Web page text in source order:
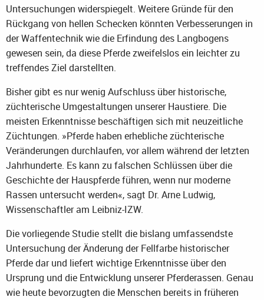
Untersuchungen widerspiegelt. Weitere Gründe für den
Rückgang von hellen Schecken könnten Verbesserungen in
der Waffentechnik wie die Erfindung des Langbogens
gewesen sein, da diese Pferde zweifelslos ein leichter zu
treffendes Ziel darstellten.
Bisher gibt es nur wenig Aufschluss über historische,
züchterische Umgestaltungen unserer Haustiere. Die
meisten Erkenntnisse beschäftigen sich mit neuzeitliche
Züchtungen. »Pferde haben erhebliche züchterische
Veränderungen durchlaufen, vor allem während der letzten
Jahrhunderte. Es kann zu falschen Schlüssen über die
Geschichte der Hauspferde führen, wenn nur moderne
Rassen untersucht werden«, sagt Dr. Arne Ludwig,
Wissenschaftler am Leibniz-IZW.
Die vorliegende Studie stellt die bislang umfassendste
Untersuchung der Änderung der Fellfarbe historischer
Pferde dar und liefert wichtige Erkenntnisse über den
Ursprung und die Entwicklung unserer Pferderassen. Genau
wie heute bevorzugten die Menschen bereits in früheren